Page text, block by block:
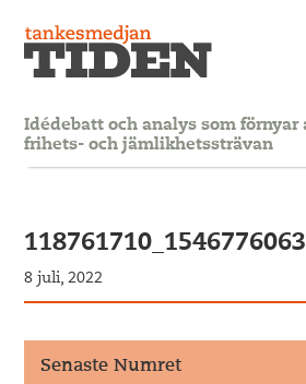
Idédebatt och analys som förnyar
frihets- och jämlikhetssträvan
8 juli, 2022
Senaste Numret